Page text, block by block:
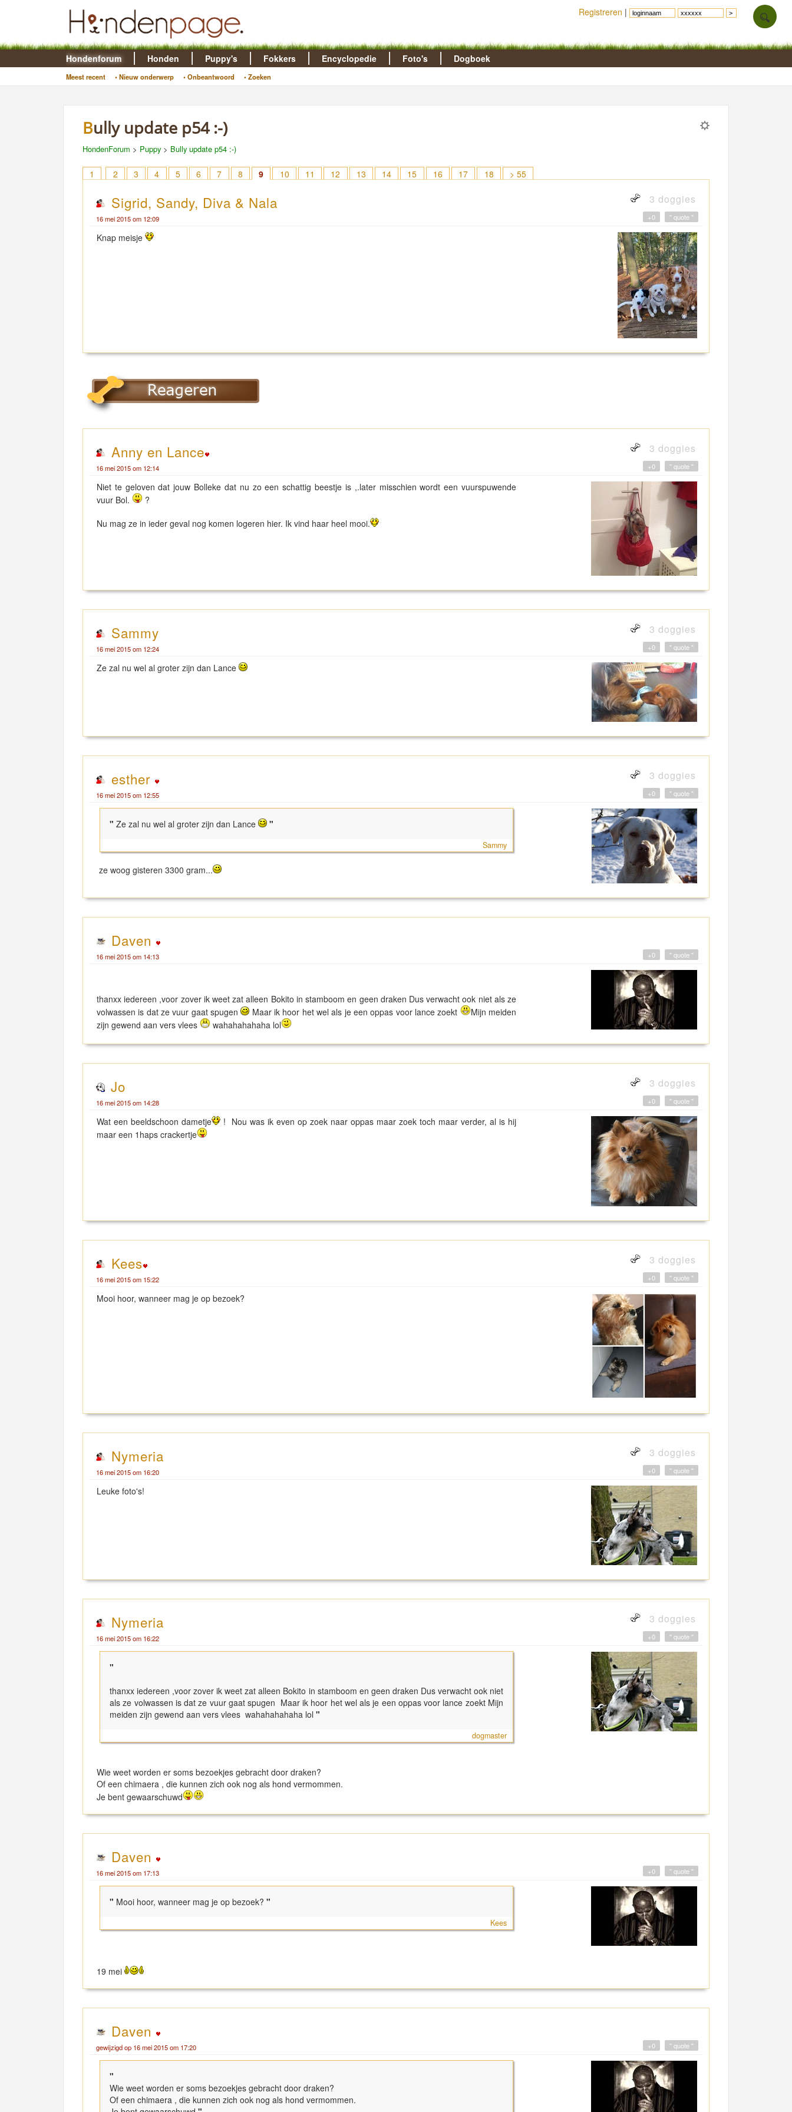
Hondenforum
Meest recent • Nieuw onderwerp • Onbeantwoord • Zoeken
Honden Puppy's Fokkers Encyclopedie Foto's Dogboek
Bully update p54 :-)
HondenForum > Puppy > Bully update p54 :-)
1 2 3 4 5 6 7 8 9 10 11 12 13 14 15 16 17 18 > 55
Sigrid, Sandy, Diva & Nala 3 doggies
16 mei 2015 om 12:09 " quote "
+0
Knap meisje
Anny en Lance 3 doggies
16 mei 2015 om 12:14 " quote "
+0
Niet te geloven dat jouw Bolleke dat nu zo een schattig beestje is ,.later misschien wordt een vuurspuwende
vuur Bol.
?
Nu mag ze in ieder geval nog komen logeren hier. Ik vind haar heel mooi.
Sammy 3 doggies
16 mei 2015 om 12:24 " quote "
+0
Ze zal nu wel al groter zijn dan Lance
esther 3 doggies
16 mei 2015 om 12:55 " quote "
+0
" Ze zal nu wel al groter zijn dan Lance "
Sammy
ze woog gisteren 3300 gram...
Daven
16 mei 2015 om 14:13 " quote "
+0
thanxx iedereen ,voor zover ik weet zat alleen Bokito in stamboom en geen draken Dus verwacht ook niet als ze
volwassen is dat ze vuur gaat spugen
Maar ik hoor het wel als je een oppas voor lance zoekt
Mijn meiden
zijn gewend aan vers vlees
wahahahahaha lol
Jo 3 doggies
16 mei 2015 om 14:28 " quote "
+0
Wat een beeldschoon dametje
! Nou was ik even op zoek naar oppas maar zoek toch maar verder, al is hij
maar een 1haps crackertje
Kees 3 doggies
16 mei 2015 om 15:22 " quote "
+0
Mooi hoor, wanneer mag je op bezoek?
Nymeria 3 doggies
16 mei 2015 om 16:20 " quote "
+0
Leuke foto's!
Nymeria 3 doggies
16 mei 2015 om 16:22 " quote "
+0
"
thanxx iedereen ,voor zover ik weet zat alleen Bokito in stamboom en geen draken Dus verwacht ook niet
als ze volwassen is dat ze vuur gaat spugen Maar ik hoor het wel als je een oppas voor lance zoekt Mijn
meiden zijn gewend aan vers vlees wahahahahaha lol "
dogmaster
Wie weet worden er soms bezoekjes gebracht door draken?
Of een chimaera , die kunnen zich ook nog als hond vermommen.
Je bent gewaarschuwd
Daven
16 mei 2015 om 17:13 " quote "
+0
" Mooi hoor, wanneer mag je op bezoek? "
Kees
19 mei
Daven
gewijzigd op 16 mei 2015 om 17:20 " quote "
+0
"
Wie weet worden er soms bezoekjes gebracht door draken?
Of een chimaera , die kunnen zich ook nog als hond vermommen.
Registreren |